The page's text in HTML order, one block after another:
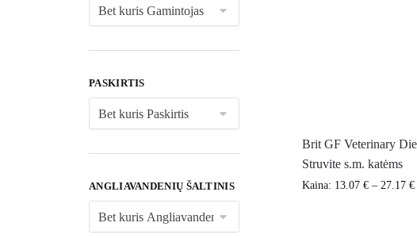
Brit GF Veterinary
Struvite s.m. katėms
Kaina: 13.07 €– 27.17 €
PASKIRTIS
ANGLIAVANDENIŲ ŠALTINIS